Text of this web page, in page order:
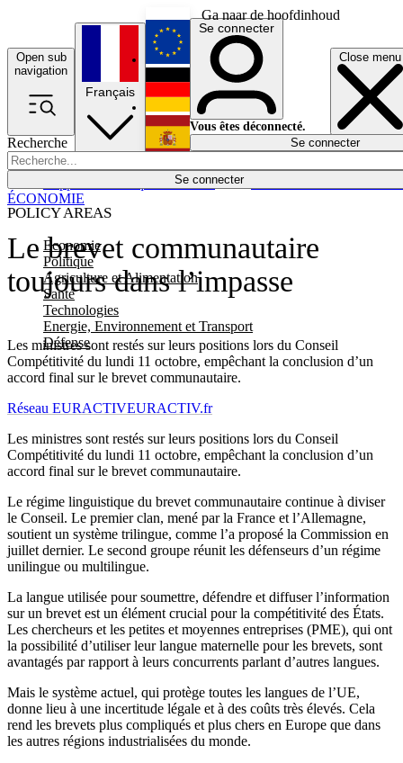
Ga naar de hoofdinhoud
Open sub
navigation
Close menu
Recherche
Se connecter
POLICY AREAS
Economie
Politique
Agriculture et Alimentation
Santé
Technologies
Energie, Environnement et Transport
Défense
Économie
Français
English
Deutsch
Español
Se connecter
Vous êtes déconnecté.
Se connecter
Le brevet communautaire
toujours dans l’impasse
Les ministres sont restés sur leurs positions lors du Conseil
Compétitivité du lundi 11 octobre, empêchant la conclusion d’un
accord final sur le brevet communautaire.
ÉCONOMIE
Réseau EURACTIVEURACTIV.fr
Les ministres sont restés sur leurs positions lors du Conseil
Compétitivité du lundi 11 octobre, empêchant la conclusion d’un
accord final sur le brevet communautaire.
Le régime linguistique du brevet communautaire continue à diviser
le Conseil. Le premier clan, mené par la France et l’Allemagne,
soutient un système trilingue, comme l’a proposé la Commission en
juillet dernier. Le second groupe réunit les défenseurs d’un régime
unilingue ou multilingue.
La langue utilisée pour soumettre, défendre et diffuser l’information
sur un brevet est un élément crucial pour la compétitivité des États.
Les chercheurs et les petites et moyennes entreprises (PME), qui ont
la possibilité d’utiliser leur langue maternelle pour les brevets, sont
avantagés par rapport à leurs concurrents parlant d’autres langues.
Mais le système actuel, qui protège toutes les langues de l’UE,
donne lieu à une incertitude légale et à des coûts très élevés. Cela
rend les brevets plus compliqués et plus chers en Europe que dans
les autres régions industrialisées du monde.